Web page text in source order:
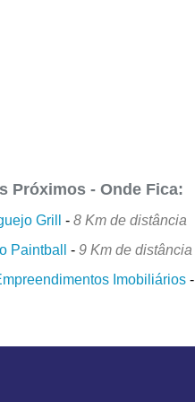
Próximos - Onde Fica:
Grill -8 Km de distância
Paintball
-9 Km de distância
Imobiliários -